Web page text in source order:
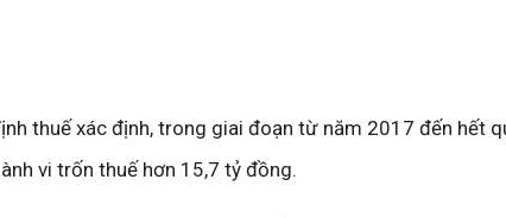
thuế xác định, trong giai đoạn từ năm 2017 đến hết
vi trốn thuế hơn 15,7 tỷ đồng.